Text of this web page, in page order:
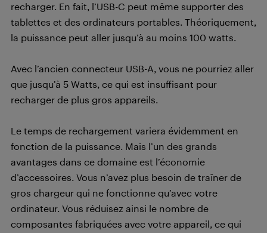
recharger. En fait, l’USB-C peut même supporter des
tablettes et des ordinateurs portables. Théoriquement,
la puissance peut aller jusqu’à au moins 100 watts.
Avec l’ancien connecteur USB-A, vous ne pourriez aller
que jusqu’à 5 Watts, ce qui est insuffisant pour
recharger de plus gros appareils.
Le temps de rechargement variera évidemment en
fonction de la puissance. Mais l’un des grands
avantages dans ce domaine est l’économie
d’accessoires. Vous n’avez plus besoin de traîner de
gros chargeur qui ne fonctionne qu’avec votre
ordinateur. Vous réduisez ainsi le nombre de
composantes fabriquées avec votre appareil, ce qui